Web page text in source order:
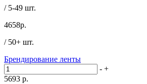
/ 5-49 шт.
4658р.
/ 50+ шт.
Брендирование ленты
- +
5693 р.